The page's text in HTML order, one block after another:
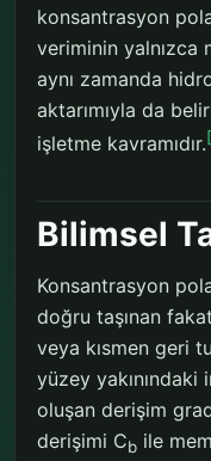
konsantrasyon
veriminin yalnızca
aynı zamanda
aktarımıyla da
işletme kavramıdır.
Bilimsel
Konsantrasyon
doğru taşınan
veya kısmen geri
yüzey yakınındaki
oluşan derişim
derişimi Cb ile